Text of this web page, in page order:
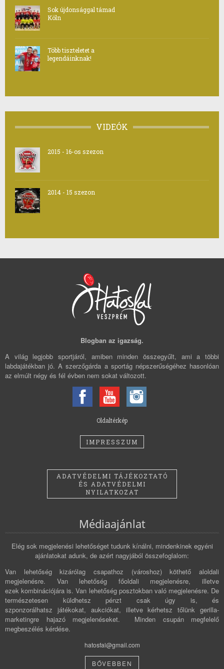
Sok újdonsággal támad
Köln
Több tiszteletet a
legendáinknak!
VIDEÓK
2015 - 16-os szezon
2014 - 15 szezon
Blogban az igazság.
A világ legjobb sportjáról, amiben minden összegyűlt, ami a többi
labdajátékban jó. A szerzőgárda a sportág népszerűségéhez hasonlóan
az elmúlt négy és fél évben nem sokat változott.
Oldaltérkép
IMPRESSZUM
ADATVÉDELMI TÁJÉKOZTATÓ
ÉS ADATVÉDELMI
NYILATKOZAT
Médiaajánlat
Elég sok megjelenési lehetőséget tudunk kínálni, mindenkinek egyéni
ajánlatokat adunk, de azért nagyjából összefoglalom:
Van lehetőség kizárólag csapathoz (városhoz) köthető aloldali
megjelenésre. Van lehetőség főoldali megjelenésre, illetve
ezek kombinációjára is. Van lehetőség posztokban való megjelenésre. De
természetesen küldhetsz pénzt csak úgy is, és
szponzorálhatsz játékokat, aukciókat, illetve kérhetsz tőlünk gerilla-
marketingre hajazó megjelenéseket. Minden csupán megfelelő
megbeszélés kérdése.
hatosfal@gmail.com
BŐVEBBEN